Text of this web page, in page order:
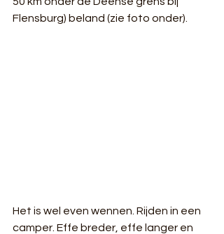
Flensburg) beland (zie foto onder).
Het is wel even wennen. Rijden in een
camper. Effe breder, effe langer en